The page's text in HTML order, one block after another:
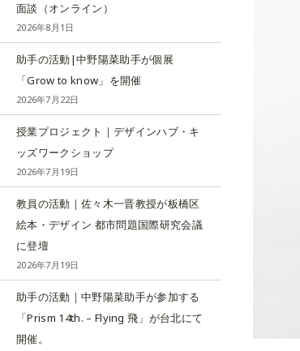
面談（オンライン）
2026年8月1日
助手の活動|中野陽菜助手が個展
「Grow to know」を開催
2026年7月22日
授業プロジェクト｜デザインハブ・キ
ッズワークショップ
2026年7月19日
教員の活動｜佐々木一晋教授が板橋区
絵本・デザイン 都市問題国際研究会議
に登壇
2026年7月19日
助手の活動｜中野陽菜助手が参加する
「Prism 14th. – Flying 飛」が台北にて
開催。